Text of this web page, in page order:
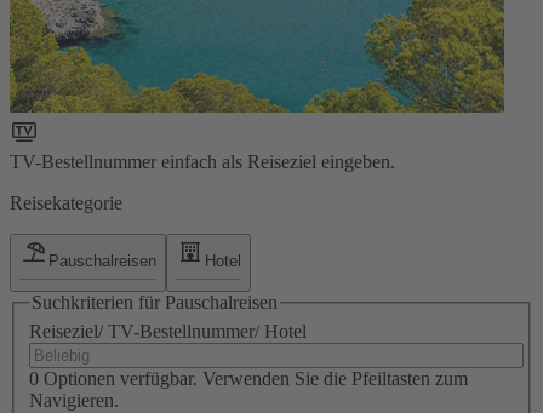
TV-Bestellnummer einfach als Reiseziel eingeben.
Reisekategorie
Pauschalreisen Hotel
Suchkriterien für Pauschalreisen
Reiseziel/ TV-Bestellnummer/ Hotel
0 Optionen verfügbar. Verwenden Sie die Pfeiltasten zum
Navigieren.